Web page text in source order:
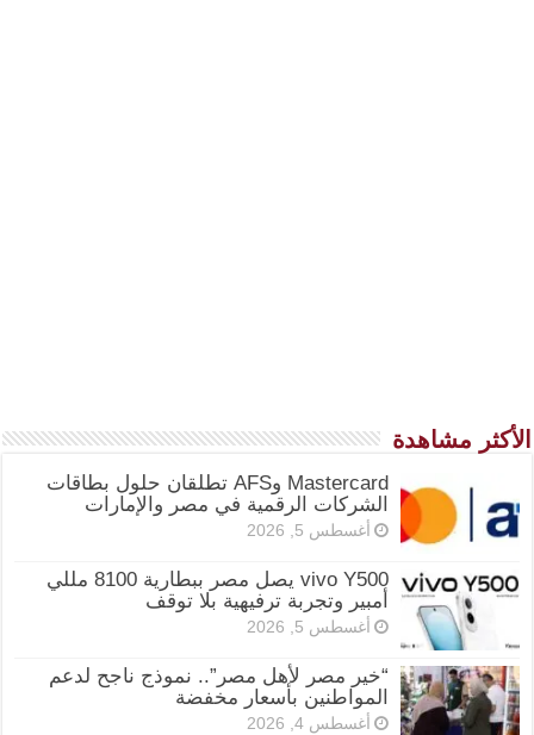
الأكثر مشاهدة
Mastercard وAFS تطلقان حلول بطاقات
الشركات الرقمية في مصر والإمارات
أغسطس 5, 2026
vivo Y500 يصل مصر ببطارية 8100 مللي
أمبير وتجربة ترفيهية بلا توقف
أغسطس 5, 2026
“خير مصر لأهل مصر”.. نموذج ناجح لدعم
المواطنين بأسعار مخفضة
أغسطس 4, 2026